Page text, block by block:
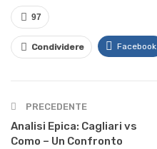
97
Condividere Facebook
PRECEDENTE
Analisi Epica: Cagliari vs
Como – Un Confronto